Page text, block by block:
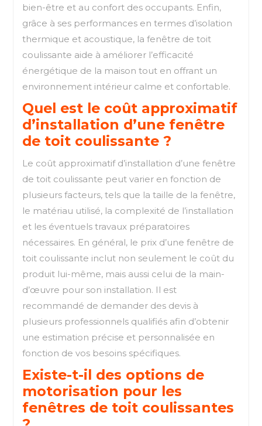
bien-être et au confort des occupants. Enfin,
grâce à ses performances en termes d’isolation
thermique et acoustique, la fenêtre de toit
coulissante aide à améliorer l’efficacité
énergétique de la maison tout en offrant un
environnement intérieur calme et confortable.
Quel est le coût approximatif
d’installation d’une fenêtre
de toit coulissante ?
Le coût approximatif d’installation d’une fenêtre
de toit coulissante peut varier en fonction de
plusieurs facteurs, tels que la taille de la fenêtre,
le matériau utilisé, la complexité de l’installation
et les éventuels travaux préparatoires
nécessaires. En général, le prix d’une fenêtre de
toit coulissante inclut non seulement le coût du
produit lui-même, mais aussi celui de la main-
d’œuvre pour son installation. Il est
recommandé de demander des devis à
plusieurs professionnels qualifiés afin d’obtenir
une estimation précise et personnalisée en
fonction de vos besoins spécifiques.
Existe-t-il des options de
motorisation pour les
fenêtres de toit coulissantes